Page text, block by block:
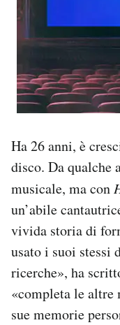
Ha 26 anni, è
disco. Da qualche
musicale, ma con
un’abile
vivida storia di
usato i suoi stessi
ricerche», ha
«completa le altre
sue memorie